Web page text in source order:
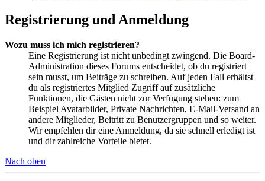
Registrierung und Anmeldung
Wozu muss ich mich registrieren?
Eine Registrierung ist nicht unbedingt zwingend. Die Board-
Administration dieses Forums entscheidet, ob du registriert
sein musst, um Beiträge zu schreiben. Auf jeden Fall erhältst
du als registriertes Mitglied Zugriff auf zusätzliche
Funktionen, die Gästen nicht zur Verfügung stehen: zum
Beispiel Avatarbilder, Private Nachrichten, E-Mail-Versand an
andere Mitglieder, Beitritt zu Benutzergruppen und so weiter.
Wir empfehlen dir eine Anmeldung, da sie schnell erledigt ist
und dir zahlreiche Vorteile bietet.
Nach oben